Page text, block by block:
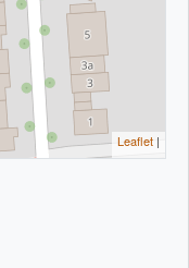
Leaflet |